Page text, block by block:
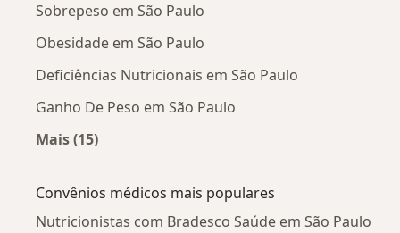
Sobrepeso em São Paulo
Obesidade em São Paulo
Deficiências Nutricionais em São Paulo
Ganho De Peso em São Paulo
Mais (15)
Convênios médicos mais populares
Nutricionistas com Bradesco Saúde em São Paulo